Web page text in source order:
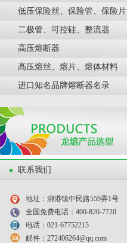
低压保险丝、保险管、保险片
二极管、可控硅、整流器
高压熔断器
高压熔丝、熔片、熔体材料
进口知名品牌熔断器名录
联系我们
地址：泖港镇中民路559弄1号
全国免费电话：400-820-7720
电话：021-67752215
邮件：272406264@qq.com